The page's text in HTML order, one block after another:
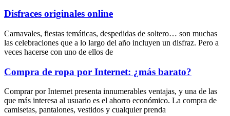
Disfraces originales online
Carnavales, fiestas temáticas, despedidas de soltero… son muchas
las celebraciones que a lo largo del año incluyen un disfraz. Pero a
veces hacerse con uno de ellos de
Compra de ropa por Internet: ¿más barato?
Comprar por Internet presenta innumerables ventajas, y una de las
que más interesa al usuario es el ahorro económico. La compra de
camisetas, pantalones, vestidos y cualquier prenda